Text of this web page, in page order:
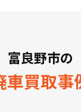
富良野市の
車買取事